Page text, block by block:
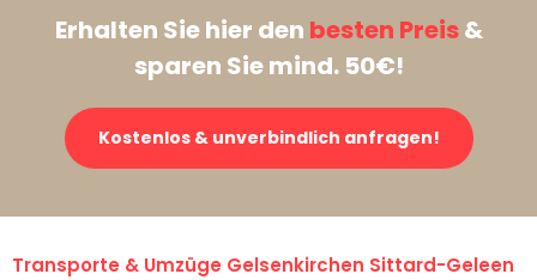
Erhalten Sie hier den besten Preis&
sparen Sie mind. 50€!
Kostenlos & unverbindlich anfragen!
Transporte & Umzüge Gelsenkirchen Sittard-Geleen